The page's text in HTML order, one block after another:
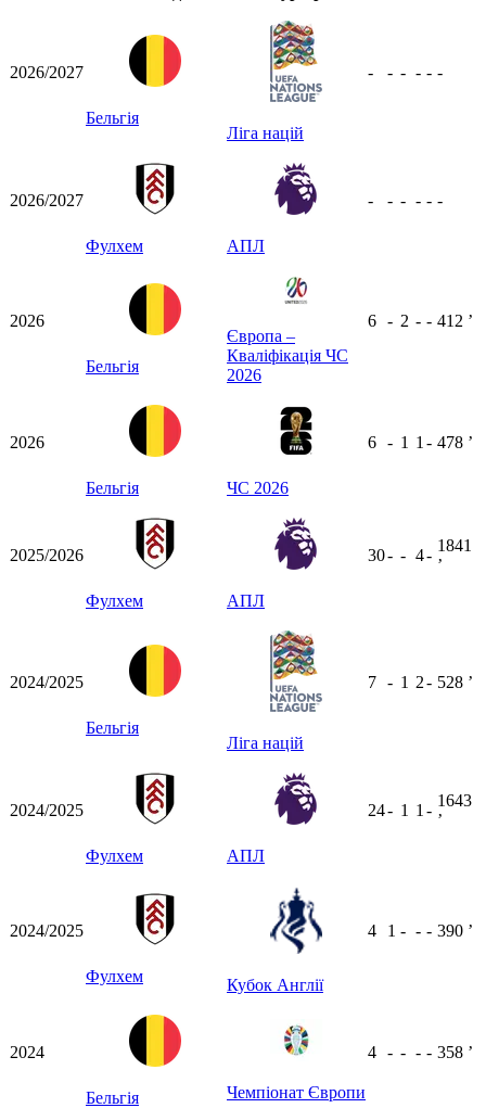
2026/2027
Бельгія
Ліга націй
- - - - - -
2026/2027
Фулхем АПЛ
- - - - - -
2026
Бельгія
Європа –
Кваліфікація ЧС
2026
6 - 2 - - 412 ʼ
2026
Бельгія ЧС 2026
6 - 1 1 - 478 ʼ
2025/2026
Фулхем АПЛ
30- - 4-
1841
ʼ
2024/2025
Бельгія
Ліга націй
7 - 1 2- 528 ʼ
2024/2025
Фулхем АПЛ
24- 1 1 -
1643
ʼ
2024/2025
Фулхем Кубок Англії
4 1 - - - 390 ʼ
2024
Бельгія Чемпіонат Європи
4 - - - - 358 ʼ